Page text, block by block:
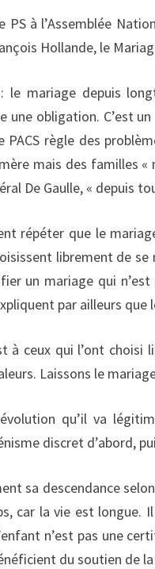
PS à l’Assemblée
Hollande, le
le mariage depuis
obligation. C’est
règle des
mais des familles
De Gaulle, « depuis
répéter que le
librement de
un mariage qui
par ailleurs que
à ceux qui l’ont
Laissons le
qu’il va
discret d’abord,
sa descendance
car la vie est longue.
n’est pas une
du soutien de